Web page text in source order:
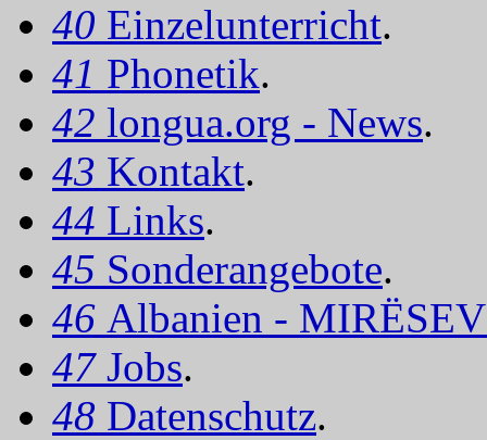
40 Einzelunterricht.
41 Phonetik.
42 longua.org - News.
43 Kontakt.
44 Links.
45 Sonderangebote.
46 Albanien -
47 Jobs.
48 Datenschutz.